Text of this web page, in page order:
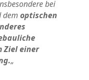
bei
dem optischen
Ziel einer
„